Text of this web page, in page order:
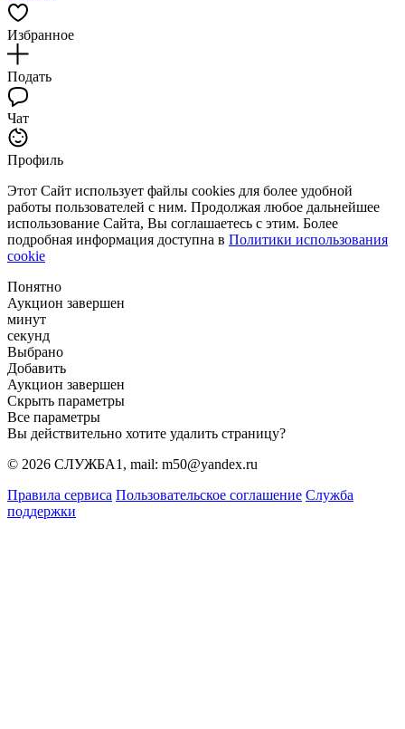
Избранное
Подать
Чат
Профиль
Этот Сайт использует файлы cookies для более удобной
работы пользователей с ним. Продолжая любое дальнейшее
использование Сайта, Вы соглашаетесь с этим. Более
подробная информация доступна в Политики использования
cookie
Понятно
Аукцион завершен
минут
секунд
Выбрано
Добавить
Аукцион завершен
Скрыть параметры
Все параметры
Вы действительно хотите удалить страницу?
© 2026 СЛУЖБА1, mail: m50@yandex.ru
Правила сервиса Пользовательское соглашение Служба
поддержки